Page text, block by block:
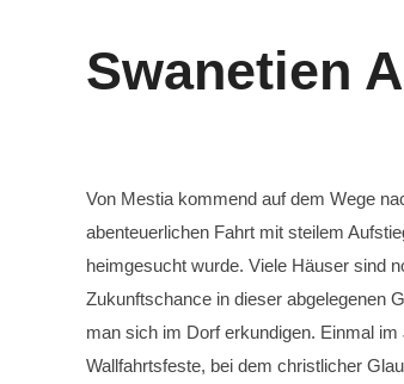
Swanetien
Von Mestia kommend auf dem Wege
abenteuerlichen Fahrt mit steilem
heimgesucht wurde. Viele Häuser sind
Zukunftschance in dieser abgelegenen
man sich im Dorf erkundigen. Einmal
Wallfahrtsfeste, bei dem christlicher